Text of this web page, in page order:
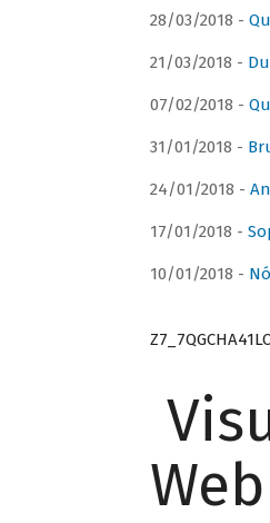
28/03/2018 -
21/03/2018 -
07/02/2018 -
31/01/2018 -
24/01/2018 -
17/01/2018 -
10/01/2018 -
Web